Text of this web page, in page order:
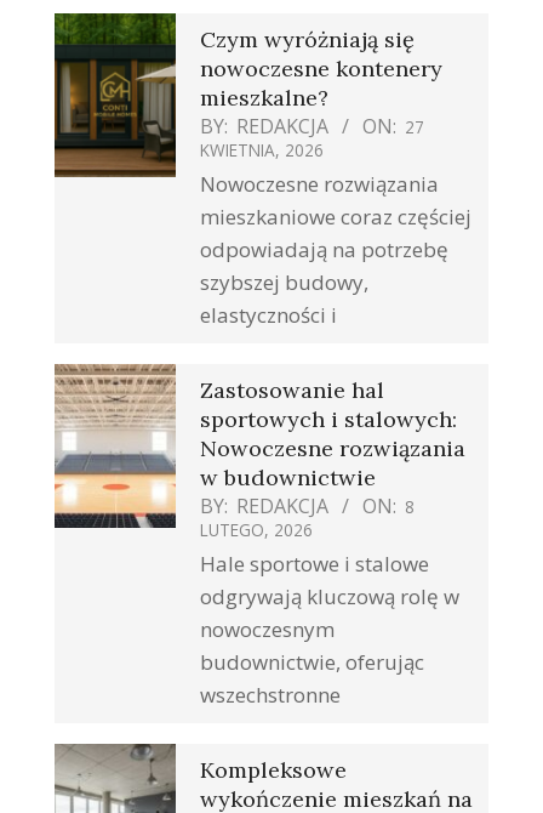
Czym wyróżniają się
nowoczesne kontenery
mieszkalne?
BY: REDAKCJA ON: 27
KWIETNIA, 2026
Nowoczesne rozwiązania
mieszkaniowe coraz częściej
odpowiadają na potrzebę
szybszej budowy,
elastyczności i
Zastosowanie hal
sportowych i stalowych:
Nowoczesne rozwiązania
w budownictwie
BY: REDAKCJA ON: 8
LUTEGO, 2026
Hale sportowe i stalowe
odgrywają kluczową rolę w
nowoczesnym
budownictwie, oferując
wszechstronne
Kompleksowe
wykończenie mieszkań na